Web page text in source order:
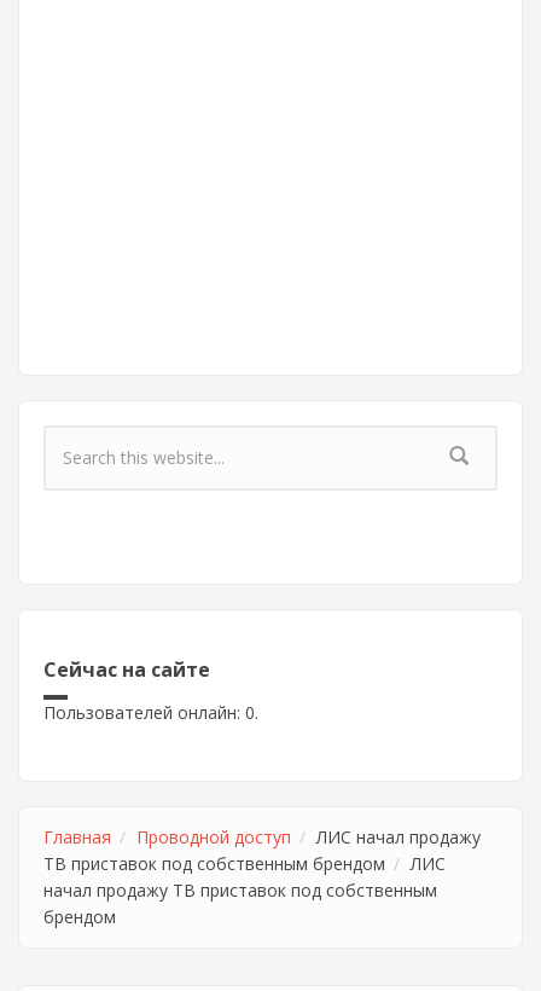
Форма поиска
Сейчас на сайте
Пользователей онлайн: 0.
Главная Проводной доступ
ЛИС начал продажу
ТВ приставок под собственным брендом
ЛИС
начал продажу ТВ приставок под собственным
брендом